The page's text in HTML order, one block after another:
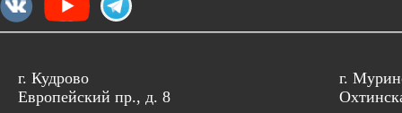
г. Кудрово
Европейский пр., д. 8
г.